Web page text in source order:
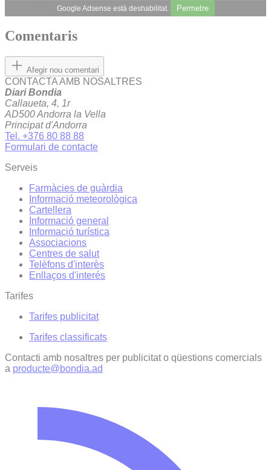
Google Adsense està deshabilitat. Permetre
Comentaris
Afegir nou comentari
CONTACTA AMB NOSALTRES
Diari Bondia
Callaueta, 4, 1r
AD500 Andorra la Vella
Principat d'Andorra
Tel. +376 80 88 88
Formulari de contacte
Serveis
Farmàcies de guàrdia
Informació meteorològica
Cartellera
Informació general
Informació turística
Associacions
Centres de salut
Telèfons d'interès
Enllaços d'interés
Tarifes
Tarifes publicitat
Tarifes classificats
Contacti amb nosaltres per publicitat o qüestions comercials
a producte@bondia.ad